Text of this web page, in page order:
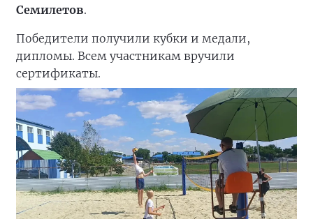
Семилетов.
Победители получили кубки и медали,
дипломы. Всем участникам вручили
сертификаты.